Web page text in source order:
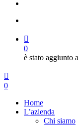
0
è stato aggiunto
Menu
cerca
account
0
Home
L’azienda
Chi siamo